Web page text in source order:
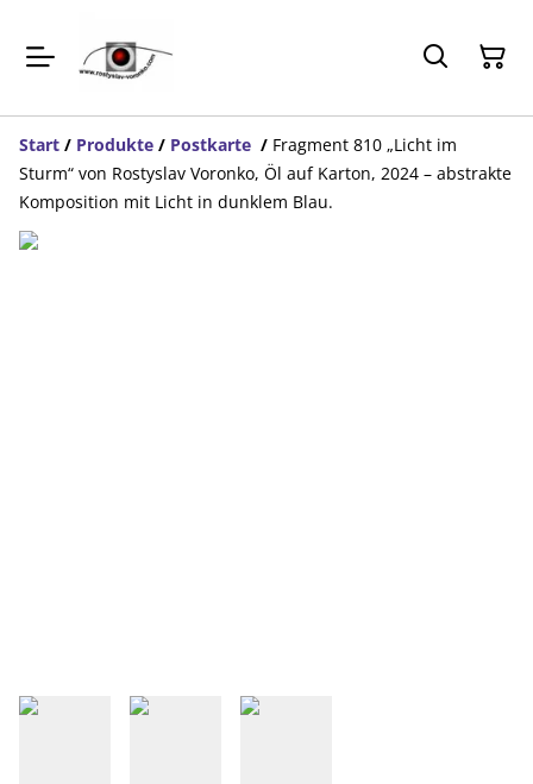
Start / Produkte / Postkarte / Fragment 810 „Licht im
Sturm“ von Rostyslav Voronko, Öl auf Karton, 2024 – abstrakte
Komposition mit Licht in dunklem Blau.